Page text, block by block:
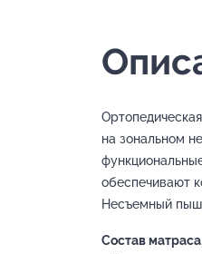
на зональном
обеспечивают
Несъемный
Состав